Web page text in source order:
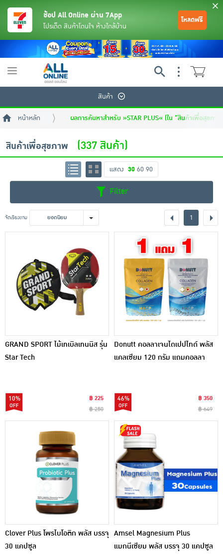
เครื่องดื่มและผงชงดื่ม
เครื่องปรุงรสและของแห้ง
ขนมขบเคี้ยว และช็อคโกแลต
อาหารสด ผัก ผลไม้และเบเกอรี่
พระเครื่อง test pop
ช้อป All Online ผ่าน 7App
โปรเด็ด สินค้าโดนใจ ห้างใกล้บ้าน
โหลดฟรี
Toggle
สินค้า
หน้าหลัก ผลการค้นหาสำหรับ »STAR PLUS« (ใน "สินค้าเพื่อสุขภา
สินค้าเพื่อสุขภาพ (337 สินค้า)
แสดง 30 60 90
Filter
จัดเรียงตาม ยอดนิยม 1
GRAND SPORT ไม้เทเบิลเทนนิส รุ่น
Star Tech
10%
฿ 225
฿ 250
Donutt คอลลาเจนไดเปปไทด์ พลัส
แคลเซียม 120 กรัม แถมคอลลา
46%
฿ 350
฿ 649
Clover Plus โพรไบโอติก พลัส บรรจุ
30 แคปซูล
Amsel Magnesium Plus
แมกนีเซียม พลัส บรรจุ 30 แคปซูล